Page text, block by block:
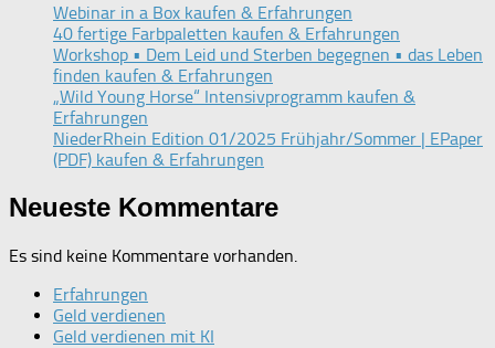
Webinar in a Box kaufen & Erfahrungen
40 fertige Farbpaletten kaufen & Erfahrungen
Workshop • Dem Leid und Sterben begegnen • das Leben
finden kaufen & Erfahrungen
„Wild Young Horse“ Intensivprogramm kaufen &
Erfahrungen
NiederRhein Edition 01/2025 Frühjahr/Sommer | EPaper
(PDF) kaufen & Erfahrungen
Neueste Kommentare
Es sind keine Kommentare vorhanden.
Erfahrungen
Geld verdienen
Geld verdienen mit KI